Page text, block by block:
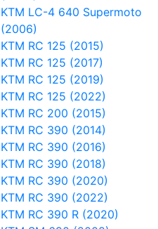
KTM LC-4 640 Supermoto
(2006)
KTM RC 125 (2015)
KTM RC 125 (2017)
KTM RC 125 (2019)
KTM RC 125 (2022)
KTM RC 200 (2015)
KTM RC 390 (2014)
KTM RC 390 (2016)
KTM RC 390 (2018)
KTM RC 390 (2020)
KTM RC 390 (2022)
KTM RC 390 R (2020)